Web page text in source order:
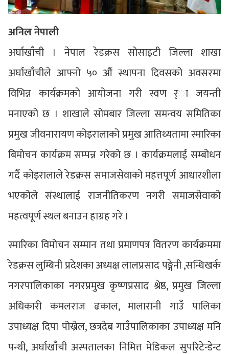
अनिल नेपाली
अर्घाखाँची । नेपाल रेडक्रस सोसाइटी जिल्ला शाखा
अर्घाखाँचीले आफ्नो ५० औं स्थापना दिवसको अवसरमा
विभिन्न कार्यक्रमको आयोजना गरी स्वणर््ा जयन्ती
मनाएको छ । शाखाले सोमबार जिल्ला समन्वय समितिका
प्रमुख जीवनारायण कोइरालाको प्रमुख आतिथ्यतामा स्मारिका
बिमोचन कार्यक्रम सम्पन्न गरेको छ । कार्यक्रमलाई सम्बोधन
गर्दै कोइरालाले रेडक्रस समाजसेवाको महत्तपूर्ण आधारशीला
भएकोले संस्थालाई राजनीतिकरण नगरी समाजसेवाको
महत्वपूर्ण स्थल बनाउन हाग्रह गरे ।
स्मारिका विमोचन सम्मान तथा प्रमाणपत्र वितरण कार्यक्रममा
रेडक्रस लुम्बिनी प्रदेशका अध्यक्ष लालप्रसाद पङ्गेनी ,सन्धिखर्क
नगरपालिकाका नगरप्रमुख कृष्णप्रसाद श्रेष्ठ, प्रमुख जिल्ला
अधिकारी कमलराज ढकाल, मालारानी गाउँ पालिका
उपाध्यक्ष दिपा पोख्रेल, छत्रदेब गाउँपालिकाका उपाध्यक्ष मनि
पन्थी, अर्घाखाँची अस्पतालका निमित्त मेडिकल सुपरिटेन्डेन्ट